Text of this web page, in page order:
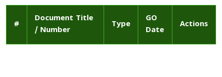
#
Document Title
/ Number
Type
GO
Date
Actions